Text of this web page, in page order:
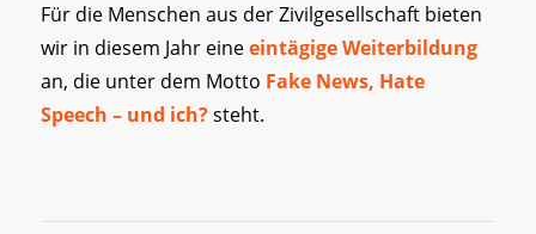
Für die Menschen aus der Zivilgesellschaft bieten
wir in diesem Jahr eineeintägige Weiterbildung
an, die unter dem Motto Fake News, Hate
Speech – und ich?steht.